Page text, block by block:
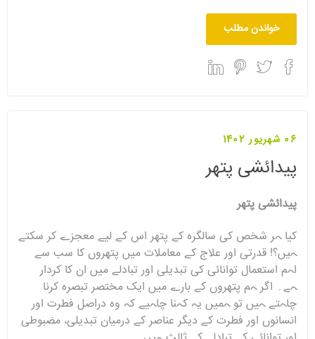
خواندن مطلب
06 شهریور 1402
پیدائشی پتھر
پیدائشی پتھر
کیا ہر شخص کی سالگرہ کے پتھر اس کے لیے معجزے کر سکتے
ہیں؟! قدرتی اور علاج کے معاملات میں پتھروں کا سب سے
اہم استعمال توانائی کی تبدیلی اور تبادلے میں ان کا کردار
ہے۔ اگر ہم پتھروں کے بارے میں ایک مختصر تبصرہ کرنا
چاہتے ہیں تو ہمیں یہ کہنا چاہیے کہ وہ دراصل فطرت اور
انسانوں اور فطرت کے دیگر عناصر کے درمیان تبدیلی، مضبوطی